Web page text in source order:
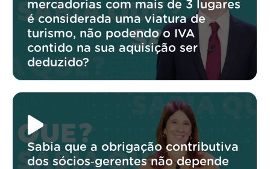
mercadorias com mais de 3 lugares
é considerada uma viatura de
turismo, não podendo o IVA
contido na sua aquisição ser
deduzido?
Sabia que a obrigação contributiva
dos sócios‑gerentes não depende